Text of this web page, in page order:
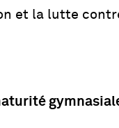
et la lutte